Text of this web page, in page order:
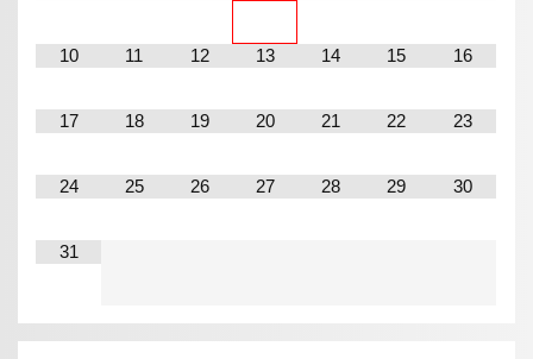
10 11 12 13 14 15 16
17 18 19 20 21 22 23
24 25 26 27 28 29 30
31